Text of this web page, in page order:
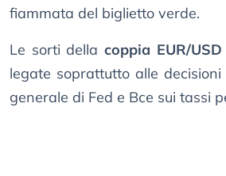
fiammata del biglietto verde.
Le sorti dellacoppia EUR/USD
legate soprattutto alle decisioni
generale di Fed e Bce sui tassi